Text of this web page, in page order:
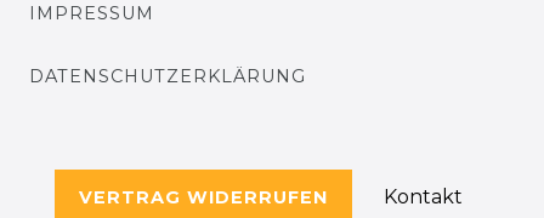
IMPRESSUM
DATENSCHUTZERKLÄRUNG
VERTRAG WIDERRUFEN Kontakt